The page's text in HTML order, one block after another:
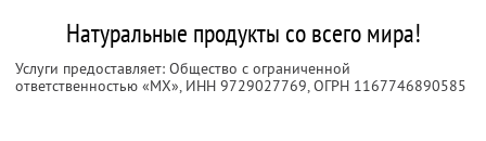
Натуральные продукты со всего мира!
Услуги предоставляет: Общество с ограниченной
ответственностью «МХ», ИНН 9729027769, ОГРН 1167746890585